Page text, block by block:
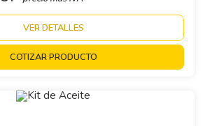
VER DETALLES
COTIZAR PRODUCTO